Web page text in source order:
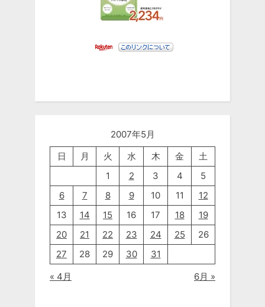
2007年5月
日
月 火 水 木 金
土
1
2 3 4
5
6
7 8 9 10 11
12
13
14 15 16 17 18
19
20
21 22 23 24 25
26
27
28 29 30
31
« 4月
6月 »